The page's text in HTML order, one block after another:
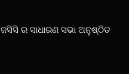
ର ସାଧାରଣ ସଭା ଅନୁଷ୍ଠିତ